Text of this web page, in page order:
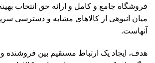
فروشگاه جامع و کامل و ارائه حق انتخاب
میان انبوهی از کالاهای مشابه و دسترسی
آنهاست.
هدف، ایجاد یک ارتباط مستقیم بین فروشنده